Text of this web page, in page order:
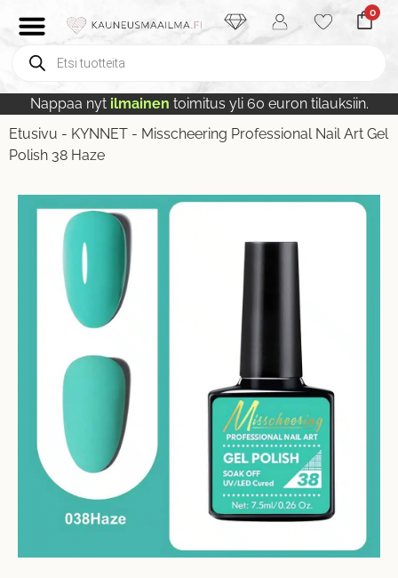
0
Nappaa nyt ilmainen toimitus yli 60 euron tilauksiin.
Etusivu - KYNNET - Misscheering Professional Nail Art Gel
Polish 38 Haze